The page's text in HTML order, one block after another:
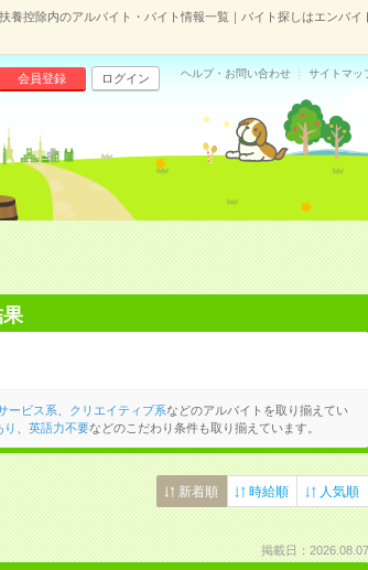
養控除内のアルバイト・バイト情報一覧｜バイト探しはエンバイ
会員登録 ログイン ヘルプ・お問い合わせ サイトマッ
ービス系 クリエイティブ系などのアルバイトを取り揃えてい
り 英語力不要などのこだわり条件も取り揃えています。
新着順 時給順 人気順
掲載日：2026.08.07